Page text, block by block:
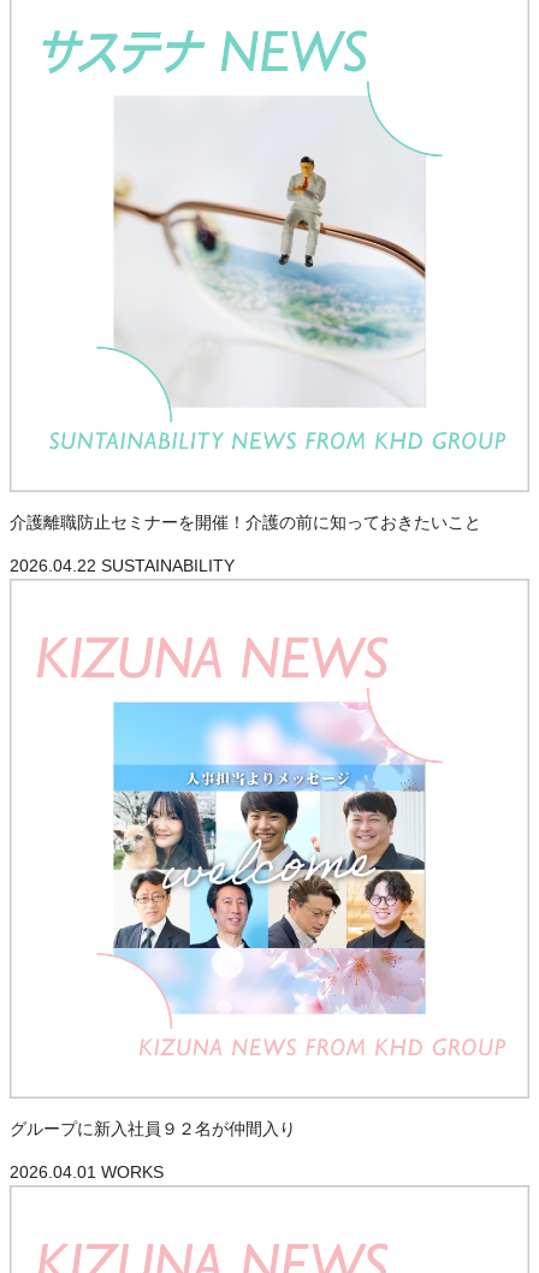
介護離職防止セミナーを開催！介護の前に知っておきたいこと
2026.04.22 SUSTAINABILITY
グループに新入社員９２名が仲間入り
2026.04.01 WORKS